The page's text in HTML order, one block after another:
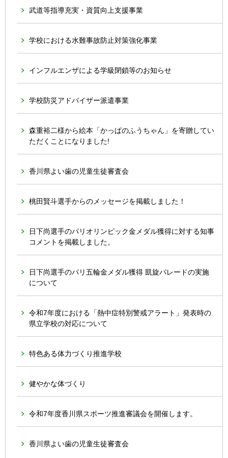
武道等指導充実・資質向上支援事業
学校における水難事故防止対策強化事業
インフルエンザによる学級閉鎖等のお知らせ
学校防災アドバイザー派遣事業
森重裕二様から絵本「かっぱのふうちゃん」を寄贈してい
ただくことになりました!
香川県よい歯の児童生徒審査会
桃田賢斗選手からのメッセージを掲載しました！
日下尚選手のパリオリンピック金メダル獲得に対する知事
コメントを掲載しました。
日下尚選手のパリ五輪金メダル獲得 凱旋パレードの実施
について
令和7年度における「熱中症特別警戒アラート」発表時の
県立学校の対応について
特色ある体力づくり推進学校
健やかな体づくり
令和7年度香川県スポーツ推進審議会を開催します。
香川県よい歯の児童生徒審査会